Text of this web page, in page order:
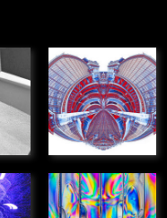
Anamorphose
» Graphique
de
Couteaux
polarisés